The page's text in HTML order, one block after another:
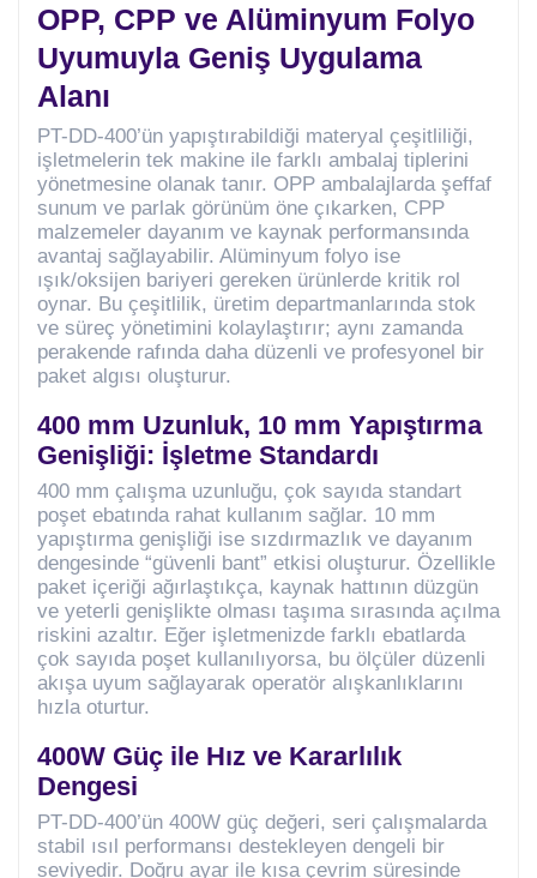
OPP, CPP ve Alüminyum Folyo
Uyumuyla Geniş Uygulama
Alanı
PT-DD-400’ün yapıştırabildiği materyal çeşitliliği,
işletmelerin tek makine ile farklı ambalaj tiplerini
yönetmesine olanak tanır. OPP ambalajlarda şeffaf
sunum ve parlak görünüm öne çıkarken, CPP
malzemeler dayanım ve kaynak performansında
avantaj sağlayabilir. Alüminyum folyo ise
ışık/oksijen bariyeri gereken ürünlerde kritik rol
oynar. Bu çeşitlilik, üretim departmanlarında stok
ve süreç yönetimini kolaylaştırır; aynı zamanda
perakende rafında daha düzenli ve profesyonel bir
paket algısı oluşturur.
400 mm Uzunluk, 10 mm Yapıştırma
Genişliği: İşletme Standardı
400 mm çalışma uzunluğu, çok sayıda standart
poşet ebatında rahat kullanım sağlar. 10 mm
yapıştırma genişliği ise sızdırmazlık ve dayanım
dengesinde “güvenli bant” etkisi oluşturur. Özellikle
paket içeriği ağırlaştıkça, kaynak hattının düzgün
ve yeterli genişlikte olması taşıma sırasında açılma
riskini azaltır. Eğer işletmenizde farklı ebatlarda
çok sayıda poşet kullanılıyorsa, bu ölçüler düzenli
akışa uyum sağlayarak operatör alışkanlıklarını
hızla oturtur.
400W Güç ile Hız ve Kararlılık
Dengesi
PT-DD-400’ün 400W güç değeri, seri çalışmalarda
stabil ısıl performansı destekleyen dengeli bir
seviyedir. Doğru ayar ile kısa çevrim süresinde